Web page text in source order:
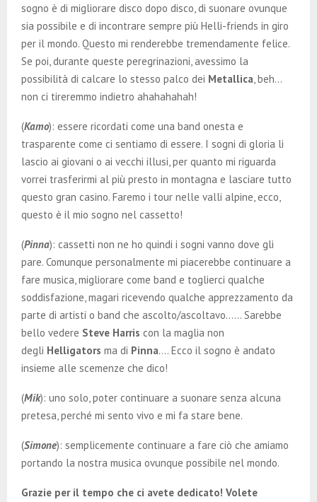
sogno è di migliorare disco dopo disco, di suonare ovunque
sia possibile e di incontrare sempre più Helli-friends in giro
per il mondo. Questo mi renderebbe tremendamente felice.
Se poi, durante queste peregrinazioni, avessimo la
possibilità di calcare lo stesso palco dei Metallica , beh…
non ci tireremmo indietro ahahahahah!
(Kamo): essere ricordati come una band onesta e
trasparente come ci sentiamo di essere. I sogni di gloria li
lascio ai giovani o ai vecchi illusi, per quanto mi riguarda
vorrei trasferirmi al più presto in montagna e lasciare tutto
questo gran casino. Faremo i tour nelle valli alpine, ecco,
questo è il mio sogno nel cassetto!
(Pinna): cassetti non ne ho quindi i sogni vanno dove gli
pare. Comunque personalmente mi piacerebbe continuare a
fare musica, migliorare come band e toglierci qualche
soddisfazione, magari ricevendo qualche apprezzamento da
parte di artisti o band che ascolto/ascoltavo…… Sarebbe
bello vedere Steve Harris con la maglia non
degli Helligators ma di Pinna…. Ecco il sogno è andato
insieme alle scemenze che dico!
(Mik): uno solo, poter continuare a suonare senza alcuna
pretesa, perché mi sento vivo e mi fa stare bene.
(Simone): semplicemente continuare a fare ciò che amiamo
portando la nostra musica ovunque possibile nel mondo.
Grazie per il tempo che ci avete dedicato! Volete